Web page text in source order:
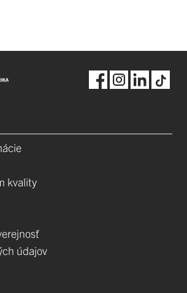
kvality
údajov